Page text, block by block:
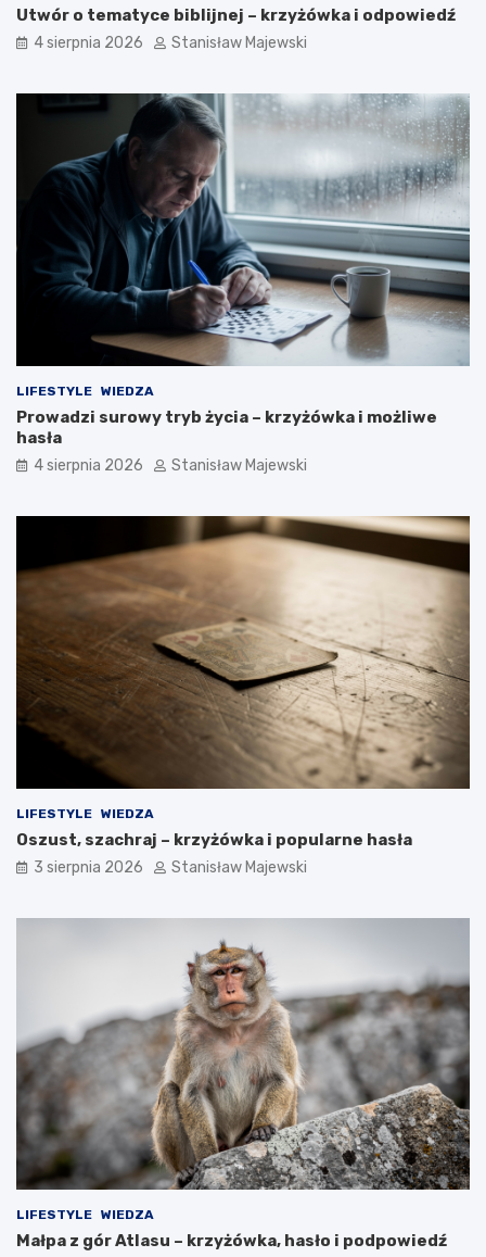
Utwór o tematyce biblijnej – krzyżówka i odpowiedź
4 sierpnia 2026 Stanisław Majewski
LIFESTYLE WIEDZA
Prowadzi surowy tryb życia – krzyżówka i możliwe
hasła
4 sierpnia 2026 Stanisław Majewski
LIFESTYLE WIEDZA
Oszust, szachraj – krzyżówka i popularne hasła
3 sierpnia 2026 Stanisław Majewski
LIFESTYLE WIEDZA
Małpa z gór Atlasu – krzyżówka, hasło i podpowiedź